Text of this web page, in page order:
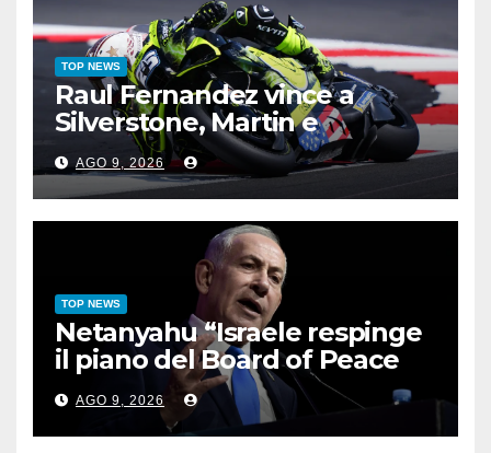
TOP NEWS
Raul Fernandez vince a
Silverstone, Martin e
Bezzecchi sul podio
AGO 9, 2026
TOP NEWS
Netanyahu “Israele respinge
il piano del Board of Peace
per Gaza”
AGO 9, 2026